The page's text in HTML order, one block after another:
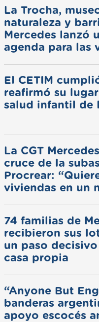
La Trocha,
naturaleza y
Mercedes lanzó
agenda para las
El CETIM
reafirmó su
salud infantil de
La CGT
cruce de la
Procrear:
viviendas en un
74 familias de
recibieron sus
un paso
casa propia
“Anyone But
banderas
apoyo escocés